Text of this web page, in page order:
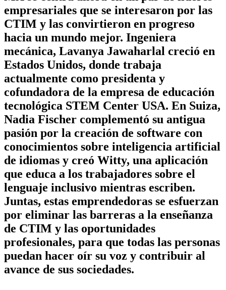
empresariales que se interesaron por las
CTIM y las convirtieron en progreso
hacia un mundo mejor. Ingeniera
mecánica, Lavanya Jawaharlal creció en
Estados Unidos, donde trabaja
actualmente como presidenta y
cofundadora de la empresa de educación
tecnológica STEM Center USA. En Suiza,
Nadia Fischer complementó su antigua
pasión por la creación de software con
conocimientos sobre inteligencia artificial
de idiomas y creó Witty, una aplicación
que educa a los trabajadores sobre el
lenguaje inclusivo mientras escriben.
Juntas, estas emprendedoras se esfuerzan
por eliminar las barreras a la enseñanza
de CTIM y las oportunidades
profesionales, para que todas las personas
puedan hacer oír su voz y contribuir al
avance de sus sociedades.